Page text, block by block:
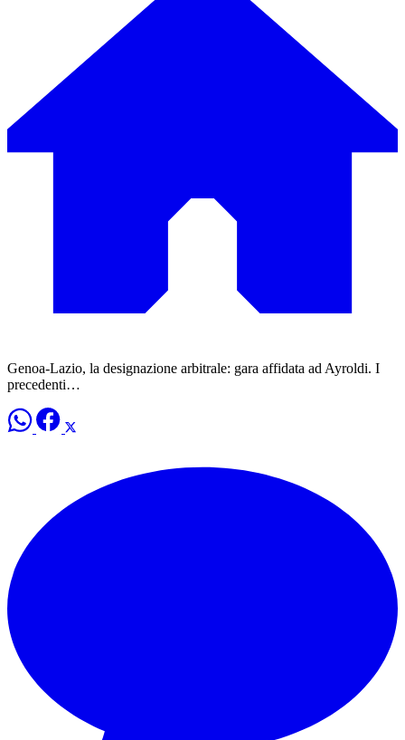
Genoa-Lazio, la designazione arbitrale: gara affidata ad Ayroldi. I
precedenti…